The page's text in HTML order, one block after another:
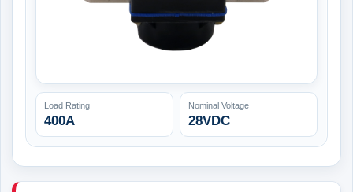
Load Rating
400A
Nominal Voltage
28VDC